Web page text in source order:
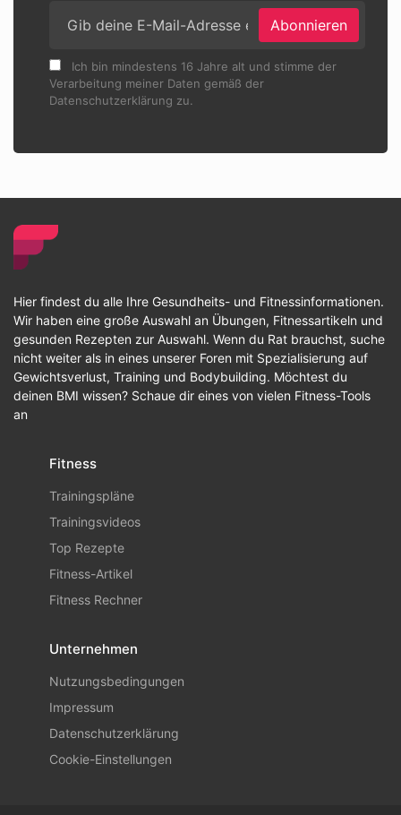
Abonnieren
Ich bin mindestens 16 Jahre alt und stimme der
Verarbeitung meiner Daten gemäß der
Datenschutzerklärung zu.
Hier findest du alle Ihre Gesundheits- und Fitnessinformationen.
Wir haben eine große Auswahl an Übungen, Fitnessartikeln und
gesunden Rezepten zur Auswahl. Wenn du Rat brauchst, suche
nicht weiter als in eines unserer Foren mit Spezialisierung auf
Gewichtsverlust, Training und Bodybuilding. Möchtest du
deinen BMI wissen? Schaue dir eines von vielen Fitness-Tools
an
Fitness
Trainingspläne
Trainingsvideos
Top Rezepte
Fitness-Artikel
Fitness Rechner
Unternehmen
Nutzungsbedingungen
Impressum
Datenschutzerklärung
Cookie-Einstellungen